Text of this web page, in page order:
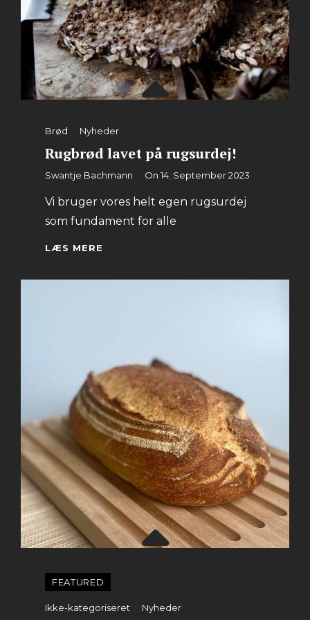
Categories
Brød Nyheder
Rugbrød lavet på rugsurdej!
By
Swantje Bachmann On 14. September 2023
Vi bruger vores helt egen rugsurdej
som fundament for alle
LÆS MERE
FEATURED
Categories
Ikke-kategoriseret Nyheder